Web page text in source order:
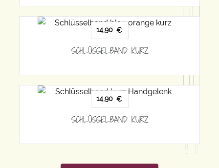
14,90€
SCHLÜSSELBAND KURZ
14,90€
SCHLÜSSELBAND KURZ